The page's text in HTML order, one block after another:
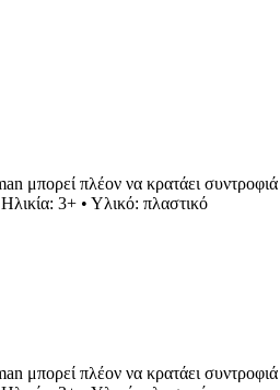
πλέον να κρατάει συντροφιά
3+ • Υλικό: πλαστικό
πλέον να κρατάει συντροφιά